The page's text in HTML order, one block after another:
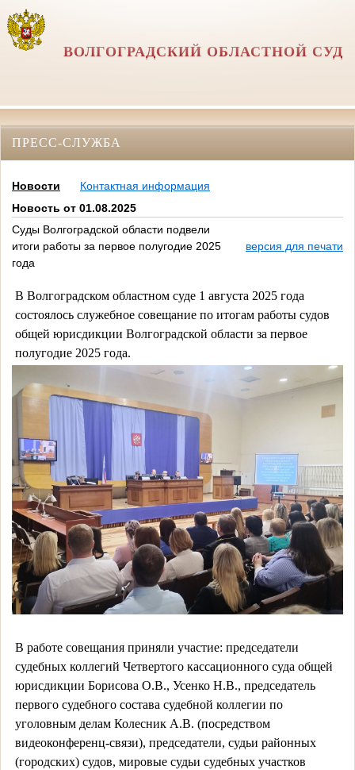
ВОЛГОГРАДСКИЙ ОБЛАСТНОЙ СУД
ПРЕСС-СЛУЖБА
Новости
Контактная информация
Новость от 01.08.2025
Суды Волгоградской области подвели
итоги работы за первое полугодие 2025
года
версия для печати
В Волгоградском областном суде 1 августа 2025 года
состоялось служебное совещание по итогам работы судов
общей юрисдикции Волгоградской области за первое
полугодие 2025 года.
В работе совещания приняли участие: председатели
судебных коллегий Четвертого кассационного суда общей
юрисдикции Борисова О.В., Усенко Н.В., председатель
первого судебного состава судебной коллегии по
уголовным делам Колесник А.В. (посредством
видеоконференц-связи), председатели, судьи районных
(городских) судов, мировые судьи судебных участков